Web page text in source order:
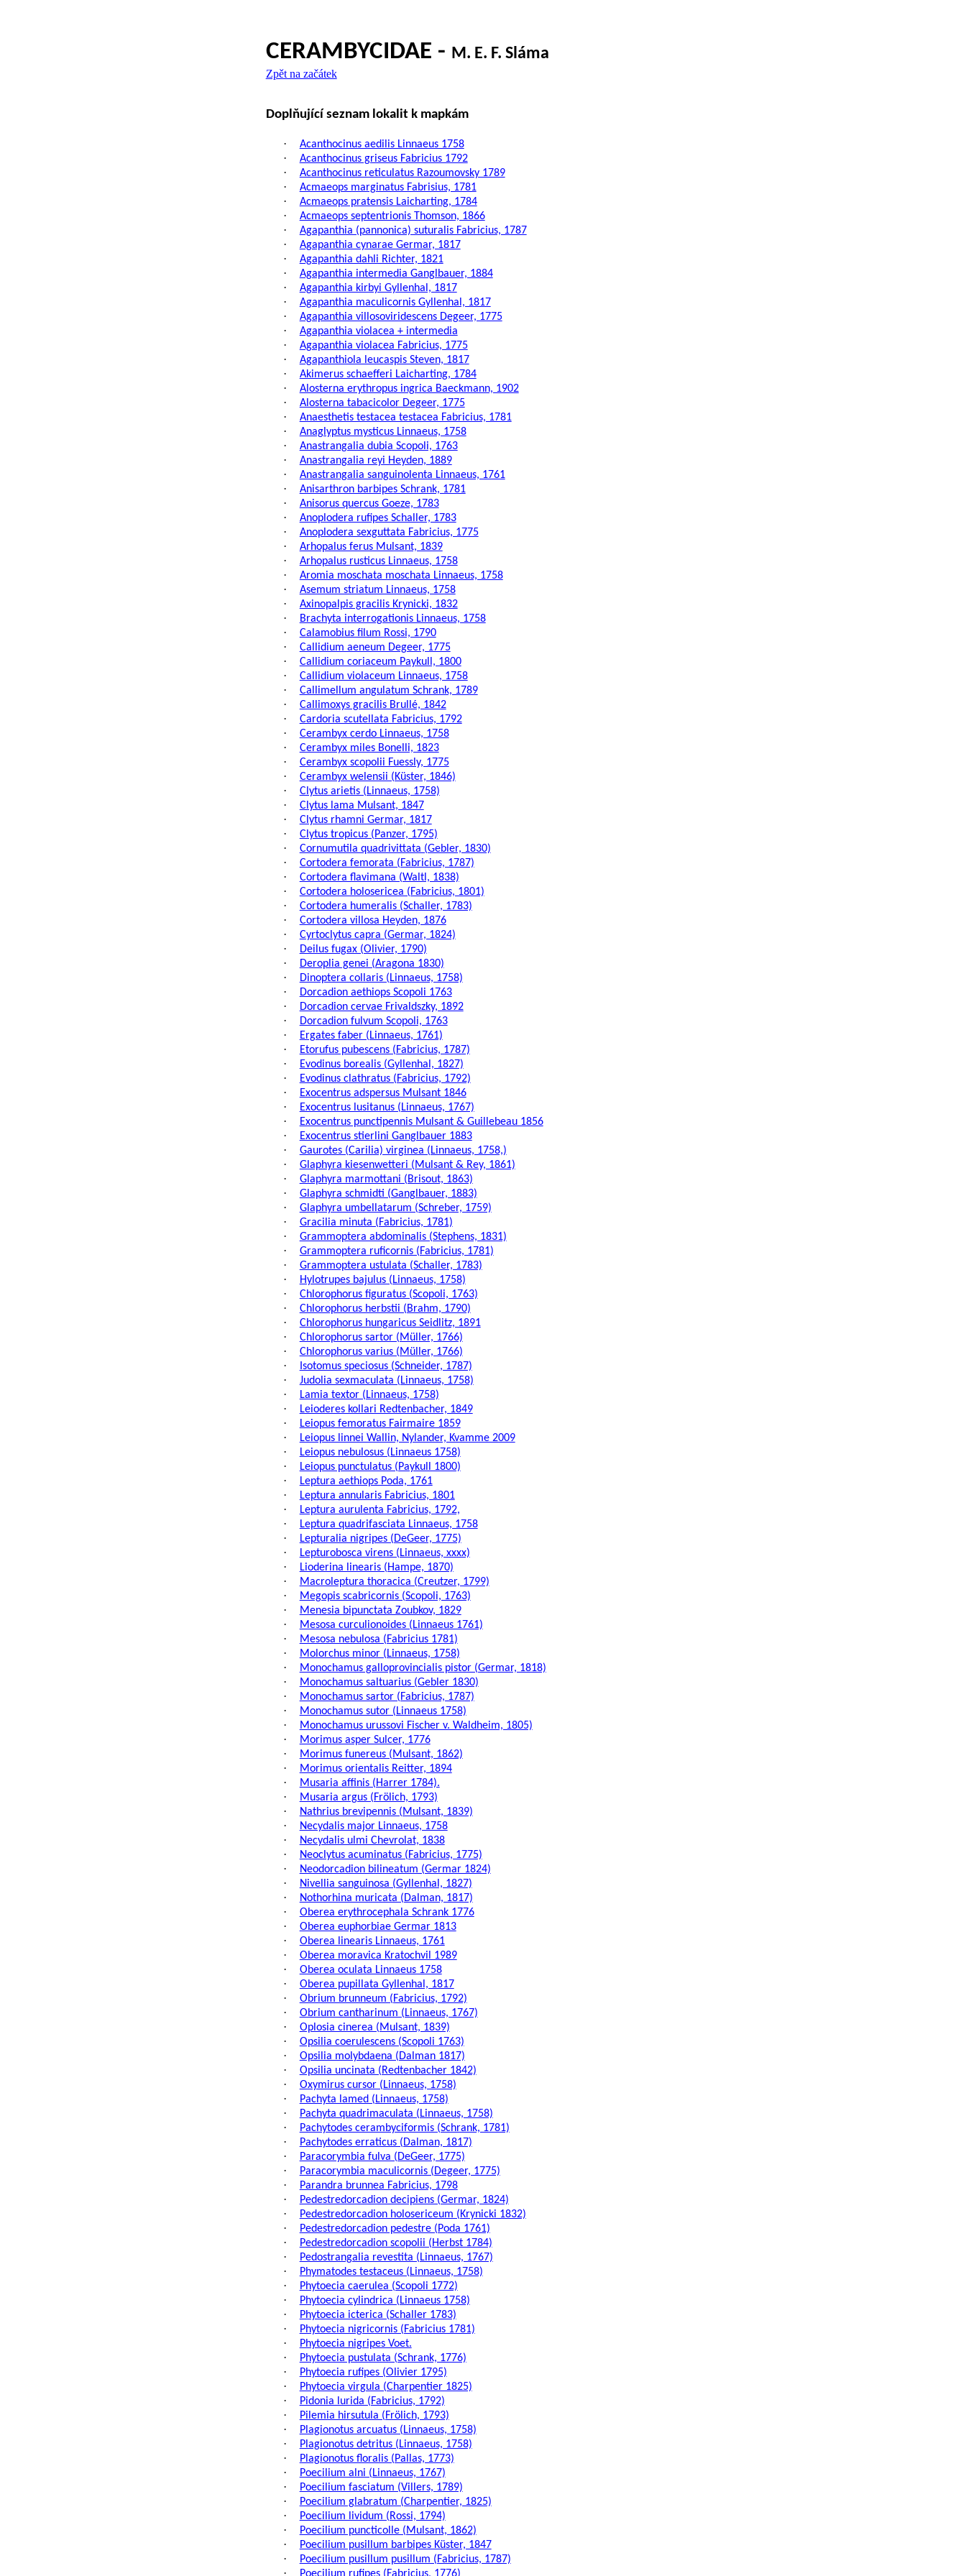
CERAMBYCIDAE - M. E. F. Sláma
Zpět na začátek
Doplňující seznam lokalit k mapkám
· Acanthocinus aedilis Linnaeus 1758
· Acanthocinus griseus Fabricius 1792
· Acanthocinus reticulatus Razoumovsky 1789
· Acmaeops marginatus Fabrisius, 1781
· Acmaeops pratensis Laicharting, 1784
· Acmaeops septentrionis Thomson, 1866
· Agapanthia (pannonica) suturalis Fabricius, 1787
· Agapanthia cynarae Germar, 1817
· Agapanthia dahli Richter, 1821
· Agapanthia intermedia Ganglbauer, 1884
· Agapanthia kirbyi Gyllenhal, 1817
· Agapanthia maculicornis Gyllenhal, 1817
· Agapanthia villosoviridescens Degeer, 1775
· Agapanthia violacea + intermedia
· Agapanthia violacea Fabricius, 1775
· Agapanthiola leucaspis Steven, 1817
· Akimerus schaefferi Laicharting, 1784
· Alosterna erythropus ingrica Baeckmann, 1902
· Alosterna tabacicolor Degeer, 1775
· Anaesthetis testacea testacea Fabricius, 1781
· Anaglyptus mysticus Linnaeus, 1758
· Anastrangalia dubia Scopoli, 1763
· Anastrangalia reyi Heyden, 1889
· Anastrangalia sanguinolenta Linnaeus, 1761
· Anisarthron barbipes Schrank, 1781
· Anisorus quercus Goeze, 1783
· Anoplodera rufipes Schaller, 1783
· Anoplodera sexguttata Fabricius, 1775
· Arhopalus ferus Mulsant, 1839
· Arhopalus rusticus Linnaeus, 1758
· Aromia moschata moschata Linnaeus, 1758
· Asemum striatum Linnaeus, 1758
· Axinopalpis gracilis Krynicki, 1832
· Brachyta interrogationis Linnaeus, 1758
· Calamobius filum Rossi, 1790
· Callidium aeneum Degeer, 1775
· Callidium coriaceum Paykull, 1800
· Callidium violaceum Linnaeus, 1758
· Callimellum angulatum Schrank, 1789
· Callimoxys gracilis Brullé, 1842
· Cardoria scutellata Fabricius, 1792
· Cerambyx cerdo Linnaeus, 1758
· Cerambyx miles Bonelli, 1823
· Cerambyx scopolii Fuessly, 1775
· Cerambyx welensii (Küster, 1846)
· Clytus arietis (Linnaeus, 1758)
· Clytus lama Mulsant, 1847
· Clytus rhamni Germar, 1817
· Clytus tropicus (Panzer, 1795)
· Cornumutila quadrivittata (Gebler, 1830)
· Cortodera femorata (Fabricius, 1787)
· Cortodera flavimana (Waltl, 1838)
· Cortodera holosericea (Fabricius, 1801)
· Cortodera humeralis (Schaller, 1783)
· Cortodera villosa Heyden, 1876
· Cyrtoclytus capra (Germar, 1824)
· Deilus fugax (Olivier, 1790)
· Deroplia genei (Aragona 1830)
· Dinoptera collaris (Linnaeus, 1758)
· Dorcadion aethiops Scopoli 1763
· Dorcadion cervae Frivaldszky, 1892
· Dorcadion fulvum Scopoli, 1763
· Ergates faber (Linnaeus, 1761)
· Etorufus pubescens (Fabricius, 1787)
· Evodinus borealis (Gyllenhal, 1827)
· Evodinus clathratus (Fabricius, 1792)
· Exocentrus adspersus Mulsant 1846
· Exocentrus lusitanus (Linnaeus, 1767)
· Exocentrus punctipennis Mulsant & Guillebeau 1856
· Exocentrus stierlini Ganglbauer 1883
· Gaurotes (Carilia) virginea (Linnaeus, 1758,)
· Glaphyra kiesenwetteri (Mulsant & Rey, 1861)
· Glaphyra marmottani (Brisout, 1863)
· Glaphyra schmidti (Ganglbauer, 1883)
· Glaphyra umbellatarum (Schreber, 1759)
· Gracilia minuta (Fabricius, 1781)
· Grammoptera abdominalis (Stephens, 1831)
· Grammoptera ruficornis (Fabricius, 1781)
· Grammoptera ustulata (Schaller, 1783)
· Hylotrupes bajulus (Linnaeus, 1758)
· Chlorophorus figuratus (Scopoli, 1763)
· Chlorophorus herbstii (Brahm, 1790)
· Chlorophorus hungaricus Seidlitz, 1891
· Chlorophorus sartor (Müller, 1766)
· Chlorophorus varius (Müller, 1766)
· Isotomus speciosus (Schneider, 1787)
· Judolia sexmaculata (Linnaeus, 1758)
· Lamia textor (Linnaeus, 1758)
· Leioderes kollari Redtenbacher, 1849
· Leiopus femoratus Fairmaire 1859
· Leiopus linnei Wallin, Nylander, Kvamme 2009
· Leiopus nebulosus (Linnaeus 1758)
· Leiopus punctulatus (Paykull 1800)
· Leptura aethiops Poda, 1761
· Leptura annularis Fabricius, 1801
· Leptura aurulenta Fabricius, 1792,
· Leptura quadrifasciata Linnaeus, 1758
· Lepturalia nigripes (DeGeer, 1775)
· Lepturobosca virens (Linnaeus, xxxx)
· Lioderina linearis (Hampe, 1870)
· Macroleptura thoracica (Creutzer, 1799)
· Megopis scabricornis (Scopoli, 1763)
· Menesia bipunctata Zoubkov, 1829
· Mesosa curculionoides (Linnaeus 1761)
· Mesosa nebulosa (Fabricius 1781)
· Molorchus minor (Linnaeus, 1758)
· Monochamus galloprovincialis pistor (Germar, 1818)
· Monochamus saltuarius (Gebler 1830)
· Monochamus sartor (Fabricius, 1787)
· Monochamus sutor (Linnaeus 1758)
· Monochamus urussovi Fischer v. Waldheim, 1805)
· Morimus asper Sulcer, 1776
· Morimus funereus (Mulsant, 1862)
· Morimus orientalis Reitter, 1894
· Musaria affinis (Harrer 1784).
· Musaria argus (Frölich, 1793)
· Nathrius brevipennis (Mulsant, 1839)
· Necydalis major Linnaeus, 1758
· Necydalis ulmi Chevrolat, 1838
· Neoclytus acuminatus (Fabricius, 1775)
· Neodorcadion bilineatum (Germar 1824)
· Nivellia sanguinosa (Gyllenhal, 1827)
· Nothorhina muricata (Dalman, 1817)
· Oberea erythrocephala Schrank 1776
· Oberea euphorbiae Germar 1813
· Oberea linearis Linnaeus, 1761
· Oberea moravica Kratochvil 1989
· Oberea oculata Linnaeus 1758
· Oberea pupillata Gyllenhal, 1817
· Obrium brunneum (Fabricius, 1792)
· Obrium cantharinum (Linnaeus, 1767)
· Oplosia cinerea (Mulsant, 1839)
· Opsilia coerulescens (Scopoli 1763)
· Opsilia molybdaena (Dalman 1817)
· Opsilia uncinata (Redtenbacher 1842)
· Oxymirus cursor (Linnaeus, 1758)
· Pachyta lamed (Linnaeus, 1758)
· Pachyta quadrimaculata (Linnaeus, 1758)
· Pachytodes cerambyciformis (Schrank, 1781)
· Pachytodes erraticus (Dalman, 1817)
· Paracorymbia fulva (DeGeer, 1775)
· Paracorymbia maculicornis (Degeer, 1775)
· Parandra brunnea Fabricius, 1798
· Pedestredorcadion decipiens (Germar, 1824)
· Pedestredorcadion holosericeum (Krynicki 1832)
· Pedestredorcadion pedestre (Poda 1761)
· Pedestredorcadion scopolii (Herbst 1784)
· Pedostrangalia revestita (Linnaeus, 1767)
· Phymatodes testaceus (Linnaeus, 1758)
· Phytoecia caerulea (Scopoli 1772)
· Phytoecia cylindrica (Linnaeus 1758)
· Phytoecia icterica (Schaller 1783)
· Phytoecia nigricornis (Fabricius 1781)
· Phytoecia nigripes Voet.
· Phytoecia pustulata (Schrank, 1776)
· Phytoecia rufipes (Olivier 1795)
· Phytoecia virgula (Charpentier 1825)
· Pidonia lurida (Fabricius, 1792)
· Pilemia hirsutula (Frölich, 1793)
· Plagionotus arcuatus (Linnaeus, 1758)
· Plagionotus detritus (Linnaeus, 1758)
· Plagionotus floralis (Pallas, 1773)
· Poecilium alni (Linnaeus, 1767)
· Poecilium fasciatum (Villers, 1789)
· Poecilium glabratum (Charpentier, 1825)
· Poecilium lividum (Rossi, 1794)
· Poecilium puncticolle (Mulsant, 1862)
· Poecilium pusillum barbipes Küster, 1847
· Poecilium pusillum pusillum (Fabricius, 1787)
·